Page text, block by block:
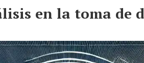
en la toma de